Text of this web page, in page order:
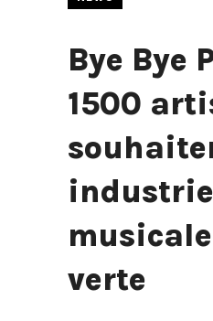
Bye Bye
1500
industrie
verte